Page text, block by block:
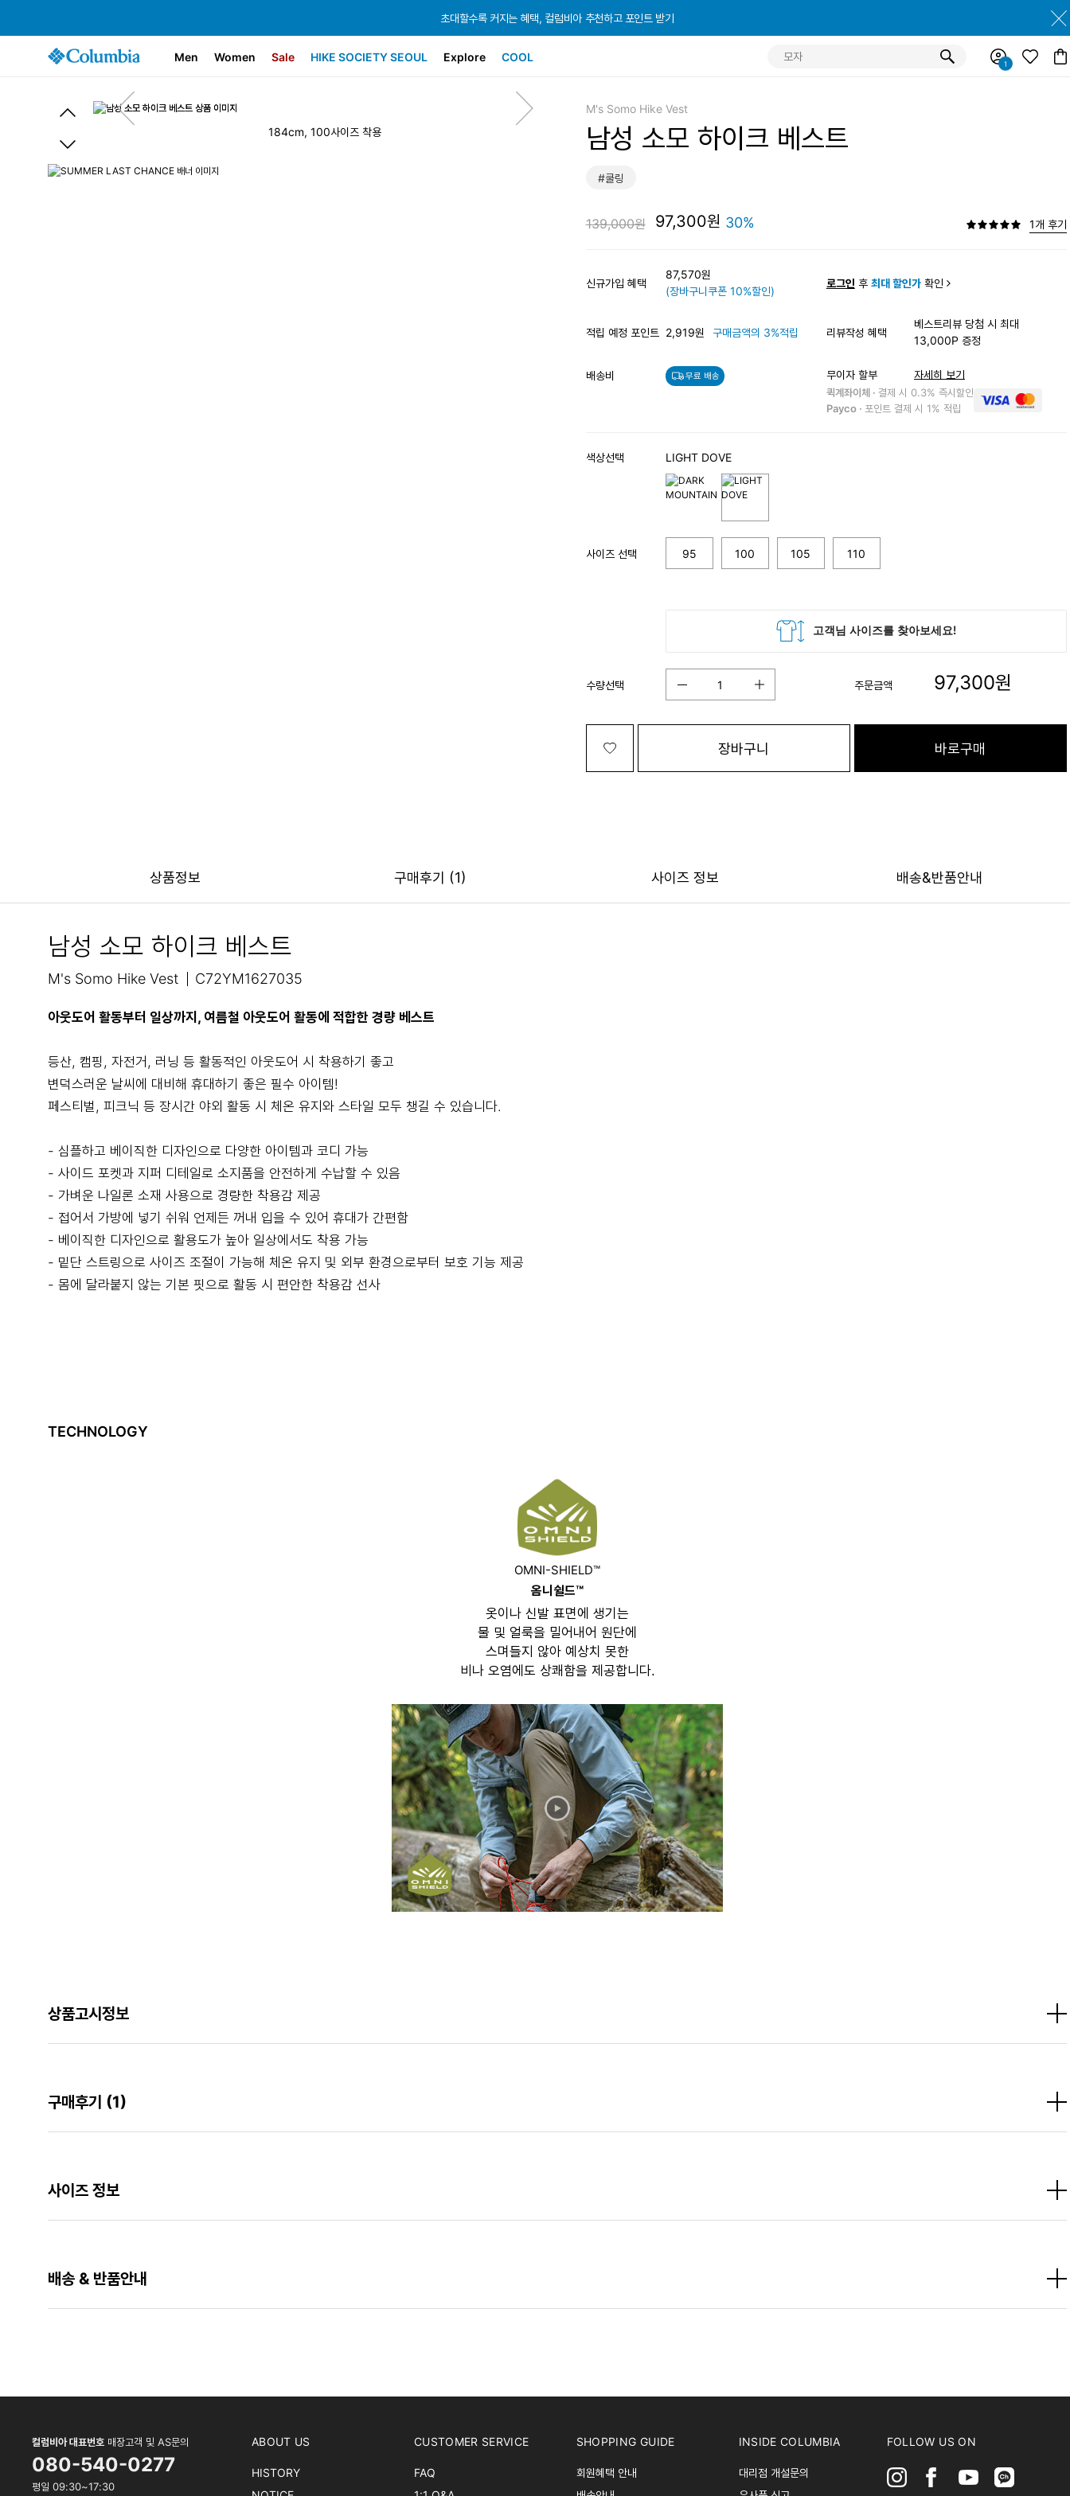
초대할수록 커지는 혜택, 컬럼비아 추천하고 포인트 받기
초대할수록 커지는 혜택, 컬럼비아 추천하고 포인트 받기
초대할수록 커지는 혜택, 컬럼비아 추천하고 포인트 받기
Men Women Sale HIKE SOCIETY SEOUL Explore COOL
184cm, 100사이즈 착용
M's Somo Hike Vest
남성 소모 하이크 베스트
#쿨링
139,000원 97,300원 30% 1개 후기
신규가입 혜택
87,570원
(장바구니쿠폰 10%할인)
로그인 후 최대 할인가확인
적립 예정 포인트 2,919원 구매금액의 3%적립 리뷰작성 혜택
베스트리뷰 당첨 시 최대
13,000P 증정
배송비 무료 배송 무이자 할부 자세히 보기
퀵계좌이체 · 결제 시 0.3% 즉시할인
Payco · 포인트 결제 시 1% 적립
색상선택 LIGHT DOVE
사이즈 선택 95 100 105 110
수량선택 주문금액 97,300원
장바구니 바로구매
상품정보 구매후기 (1) 사이즈 정보 배송&반품안내
남성 소모 하이크 베스트
M's Somo Hike Vest C72YM1627035
아웃도어 활동부터 일상까지, 여름철 아웃도어 활동에 적합한 경량 베스트
등산, 캠핑, 자전거, 러닝 등 활동적인 아웃도어 시 착용하기 좋고
변덕스러운 날씨에 대비해 휴대하기 좋은 필수 아이템!
페스티벌, 피크닉 등 장시간 야외 활동 시 체온 유지와 스타일 모두 챙길 수 있습니다.
- 심플하고 베이직한 디자인으로 다양한 아이템과 코디 가능
- 사이드 포켓과 지퍼 디테일로 소지품을 안전하게 수납할 수 있음
- 가벼운 나일론 소재 사용으로 경량한 착용감 제공
- 접어서 가방에 넣기 쉬워 언제든 꺼내 입을 수 있어 휴대가 간편함
- 베이직한 디자인으로 활용도가 높아 일상에서도 착용 가능
- 밑단 스트링으로 사이즈 조절이 가능해 체온 유지 및 외부 환경으로부터 보호 기능 제공
- 몸에 달라붙지 않는 기본 핏으로 활동 시 편안한 착용감 선사
TECHNOLOGY
OMNI-SHIELD™
옴니쉴드™
옷이나 신발 표면에 생기는
물 및 얼룩을 밀어내어 원단에
스며들지 않아 예상치 못한
비나 오염에도 상쾌함을 제공합니다.
상품고시정보
구매후기 (1)
사이즈 정보
배송 & 반품안내
컬럼비아 대표번호 매장고객 및 AS문의
080-540-0277
평일 09:30~17:30
ABOUT US
HISTORY
CUSTOMER SERVICE
FAQ
SHOPPING GUIDE
회원혜택 안내
INSIDE COLUMBIA
대리점 개설문의
FOLLOW US ON